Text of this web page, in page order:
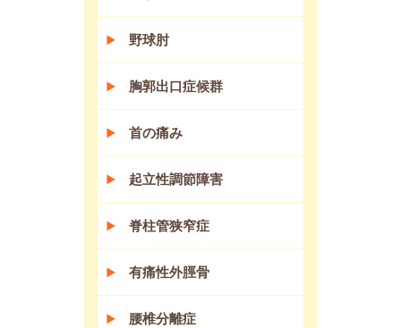
野球肘
胸郭出口症候群
首の痛み
起立性調節障害
脊柱管狭窄症
有痛性外脛骨
腰椎分離症